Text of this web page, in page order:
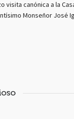
visita canónica a la
Monseñor José